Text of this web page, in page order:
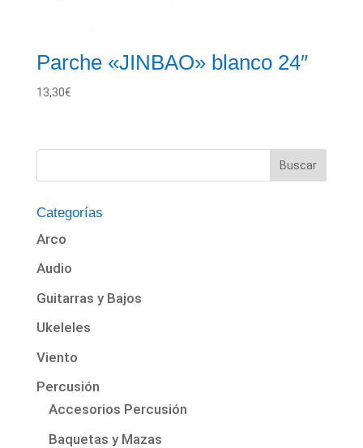
Parche «JINBAO» blanco 24″
13,30€
Categorías
Arco
Audio
Guitarras y Bajos
Ukeleles
Viento
Percusión
Accesorios Percusión
Baquetas y Mazas